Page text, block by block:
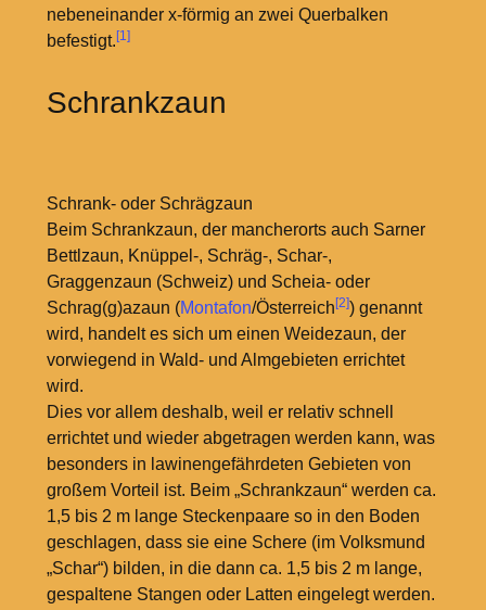
nebeneinander x-förmig an zwei Querbalken
befestigt. [1]
Schrankzaun
Schrank- oder Schrägzaun
Beim Schrankzaun, der mancherorts auch Sarner
Bettlzaun, Knüppel-, Schräg-, Schar-,
Graggenzaun (Schweiz) und Scheia- oder
Schrag(g)azaun (Montafon/Österreich [2]) genannt
wird, handelt es sich um einen Weidezaun, der
vorwiegend in Wald- und Almgebieten errichtet
wird.
Dies vor allem deshalb, weil er relativ schnell
errichtet und wieder abgetragen werden kann, was
besonders in lawinengefährdeten Gebieten von
großem Vorteil ist. Beim „Schrankzaun“ werden ca.
1,5 bis 2 m lange Steckenpaare so in den Boden
geschlagen, dass sie eine Schere (im Volksmund
„Schar“) bilden, in die dann ca. 1,5 bis 2 m lange,
gespaltene Stangen oder Latten eingelegt werden.